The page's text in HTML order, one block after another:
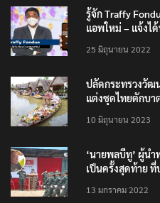
รู้จัก Traffy
แอพใหม่ – แจ้งไ
25 มิถุนายน 2022
ปลัดกระทรวงวัฒ
แต่งชุดไทยตักบา
10 มิถุนายน 2023
‘นายพลบีทู’ ผู้นำ
เป็นครั้งสุดท้าย
13 มกราคม 2022